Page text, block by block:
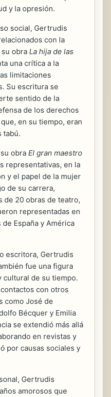
y la opresión.
social, Gertrudis
con la
obra La hija de las
una crítica a la
limitaciones
Su escritura se
sentido de la
de los derechos
en su tiempo, eran
tabú.
obra El gran maestro
representativas, en la
y el papel de la mujer
de su carrera,
de 20 obras de teatro,
representadas en
España y América
escritora, Gertrudis
fue una figura
cultural de su tiempo.
con otros
como José de
Bécquer y Emilia
se extendió más allá
en revistas y
por causas sociales y
Gertrudis
amorosos que